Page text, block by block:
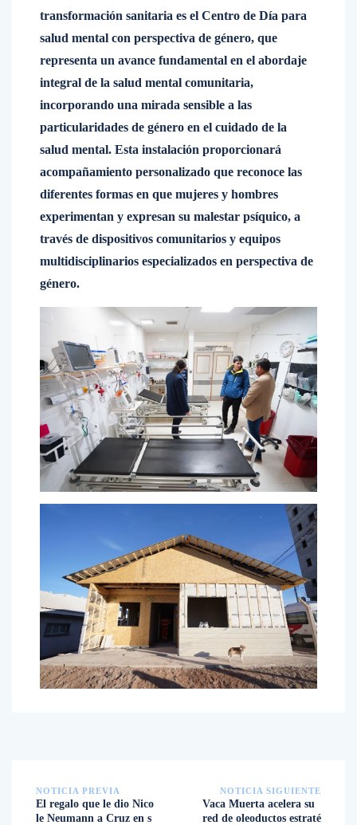
transformación sanitaria es el Centro de Día para
salud mental con perspectiva de género, que
representa un avance fundamental en el abordaje
integral de la salud mental comunitaria,
incorporando una mirada sensible a las
particularidades de género en el cuidado de la
salud mental. Esta instalación proporcionará
acompañamiento personalizado que reconoce las
diferentes formas en que mujeres y hombres
experimentan y expresan su malestar psíquico, a
través de dispositivos comunitarios y equipos
multidisciplinarios especializados en perspectiva de
género.
NOTICIA PREVIA
El regalo que le dio Nico
le Neumann a Cruz en s
NOTICIA SIGUIENTE
Vaca Muerta acelera su
red de oleoductos estraté